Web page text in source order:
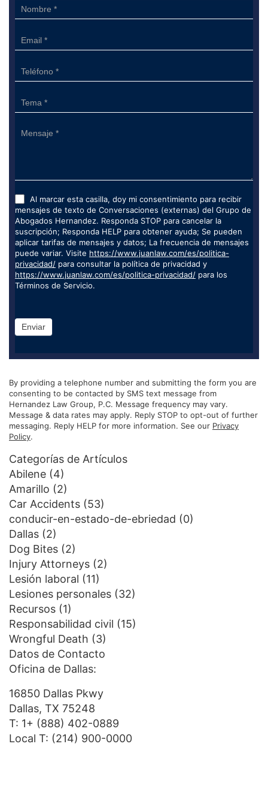
Sidebar
Form
Al marcar esta casilla, doy mi consentimiento para recibir
mensajes de texto de Conversaciones (externas) del Grupo de
Abogados Hernandez. Responda STOP para cancelar la
suscripción; Responda HELP para obtener ayuda; Se pueden
aplicar tarifas de mensajes y datos; La frecuencia de mensajes
puede variar. Visite https://www.juanlaw.com/es/politica-
privacidad/ para consultar la política de privacidad y
https://www.juanlaw.com/es/politica-privacidad/ para los
Términos de Servicio.
Enviar
By providing a telephone number and submitting the form you are
consenting to be contacted by SMS text message from
Hernandez Law Group, P.C. Message frequency may vary.
Message & data rates may apply. Reply STOP to opt-out of further
messaging. Reply HELP for more information. See our Privacy
Policy.
Categorías de Artículos
Abilene (4)
Amarillo (2)
Car Accidents (53)
conducir-en-estado-de-ebriedad (0)
Dallas (2)
Dog Bites (2)
Injury Attorneys (2)
Lesión laboral (11)
Lesiones personales (32)
Recursos (1)
Responsabilidad civil (15)
Wrongful Death (3)
Datos de Contacto
Oficina de Dallas:
16850 Dallas Pkwy
Dallas, TX 75248
T: 1+ (888) 402-0889
Local T: (214) 900-0000